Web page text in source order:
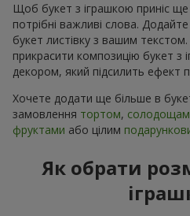
Щоб букет з іграшкою приніс
потрібні важливі слова.
букет листівку з вашим
прикрасити композицію букет з
декором, який підсилить ефект
Хочете додати ще більше в
замовлення тортом,
фруктами або цілим
Як обрати